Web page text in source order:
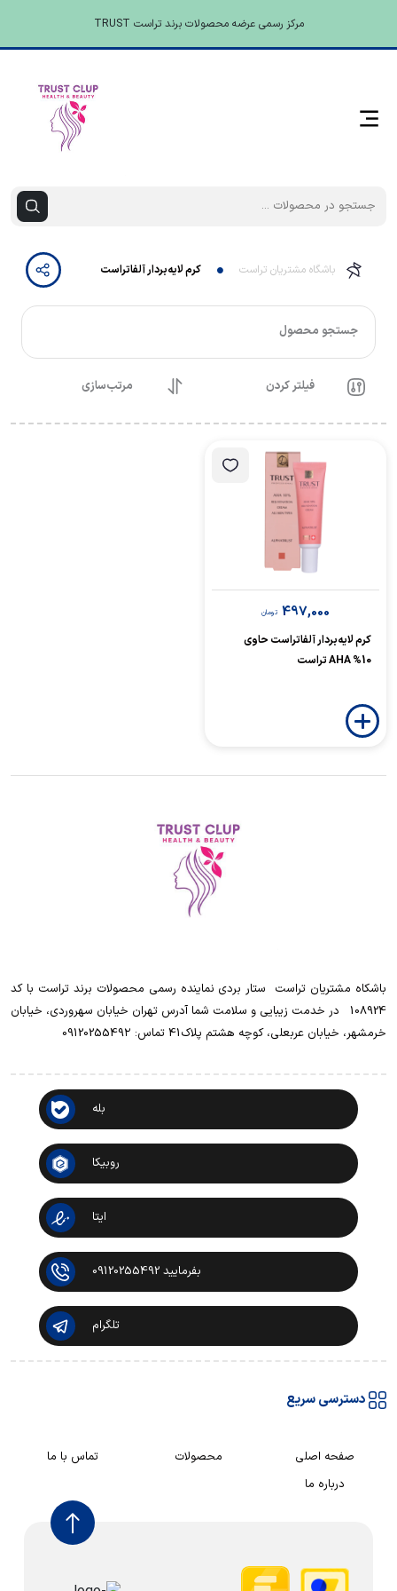
مرکز رسمی عرضه محصولات برند تراست TRUST
باشگاه مشتریان تراست کرم لایه‌بردار آلفاتراست
جستجو محصول
فیلتر کردن مرتب‌سازی
497,000 تومان
کرم لایه‌بردار آلفاتراست حاوی
10% AHA تراست
باشکاه مشتریان تراست ‌ ‌ستار بردی نماینده رسمی محصولات برند تراست با کد
108924 ‌ ‌ در خدمت زیبایی و سلامت شما آدرس تهران خیابان سهروردی، خیابان
خرمشهر، خیابان عربعلی، کوچه هشتم پلاک41 تماس: 0912025549۲
بله
روبیکا
ایتا
بفرمایید 09120255492
تلگرام
دسترسی سریع
صفحه اصلی محصولات
تماس با ما
درباره ما